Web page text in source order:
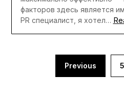
факторов здесь является
PR специалист, я хотел…
Пагинация
записей
Previous 5